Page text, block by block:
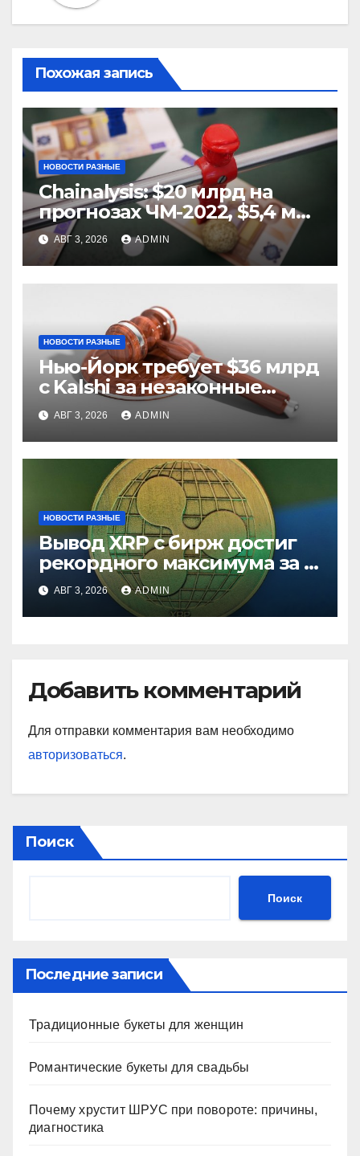
Похожая запись
НОВОСТИ РАЗНЫЕ
Chainalysis: $20 млрд на
прогнозах ЧМ-2022, $5,4 млн
из них незаконные
АВГ 3, 2026 ADMIN
НОВОСТИ РАЗНЫЕ
Нью-Йорк требует $36 млрд
с Kalshi за незаконные
ставки
АВГ 3, 2026 ADMIN
НОВОСТИ РАЗНЫЕ
Вывод XRP с бирж достиг
рекордного максимума за 5
летАВГ 3, 2026 ADMIN
Добавить комментарий
Для отправки комментария вам необходимо
авторизоваться.
Поиск
Поиск
Последние записи
Традиционные букеты для женщин
Романтические букеты для свадьбы
Почему хрустит ШРУС при повороте: причины,
диагностика